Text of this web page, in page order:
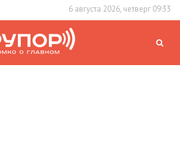
6 августа 2026, четверг 09:33